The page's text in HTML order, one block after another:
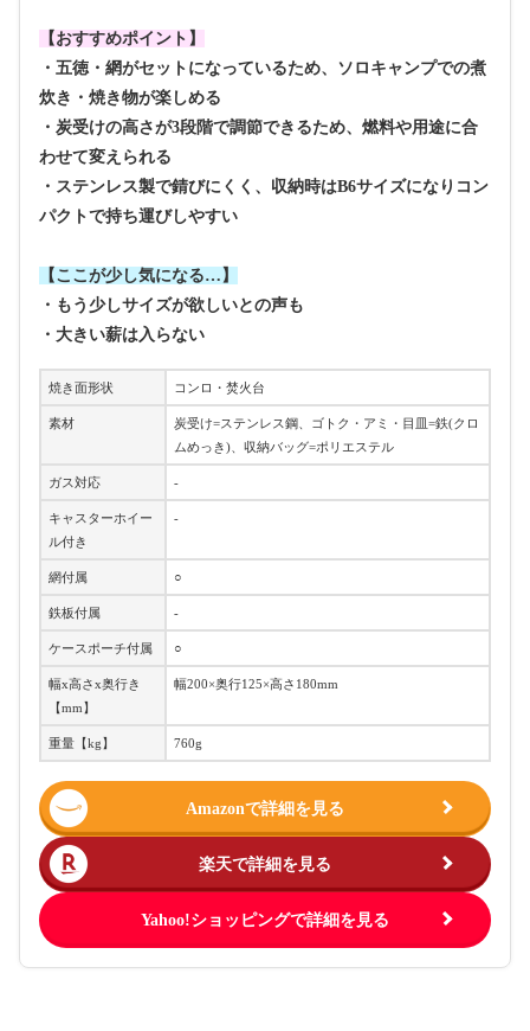
【おすすめポイント】
・五徳・網がセットになっているため、ソロキャンプでの煮
炊き・焼き物が楽しめる
・炭受けの高さが3段階で調節できるため、燃料や用途に合
わせて変えられる
・ステンレス製で錆びにくく、収納時はB6サイズになりコン
パクトで持ち運びしやすい
【ここが少し気になる…】
・もう少しサイズが欲しいとの声も
・大きい薪は入らない
焼き面形状 コンロ・焚火台
素材
炭受け=ステンレス鋼、ゴトク・アミ・目皿=鉄(クロ
ムめっき)、収納バッグ=ポリエステル
ガス対応 -
キャスターホイー
ル付き
-
網付属 ○
鉄板付属 -
ケースポーチ付属 ○
幅x高さx奥行き
【mm】
幅200×奥行125×高さ180mm
重量【kg】 760g
Amazonで詳細を見る
楽天で詳細を見る
Yahoo!ショッピングで詳細を見る